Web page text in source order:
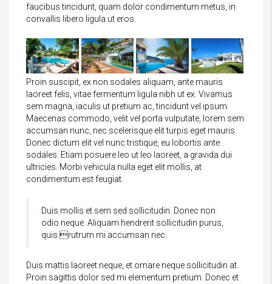
faucibus tincidunt, quam dolor condimentum metus, in
convallis libero ligula ut eros.
Proin suscipit, ex non sodales aliquam, ante mauris
laoreet felis, vitae fermentum ligula nibh ut ex. Vivamus
sem magna, iaculis ut pretium ac, tincidunt vel ipsum.
Maecenas commodo, velit vel porta vulputate, lorem sem
accumsan nunc, nec scelerisque elit turpis eget mauris.
Donec dictum elit vel nunc tristique, eu lobortis ante
sodales. Etiam posuere leo ut leo laoreet, a gravida dui
ultricies. Morbi vehicula nulla eget elit mollis, at
condimentum est feugiat.
Duis mollis et sem sed sollicitudin. Donec non
odio neque. Aliquam hendrerit sollicitudin purus,
quis rutrum mi accumsan nec.
Duis mattis laoreet neque, et ornare neque sollicitudin at.
Proin sagittis dolor sed mi elementum pretium. Donec et